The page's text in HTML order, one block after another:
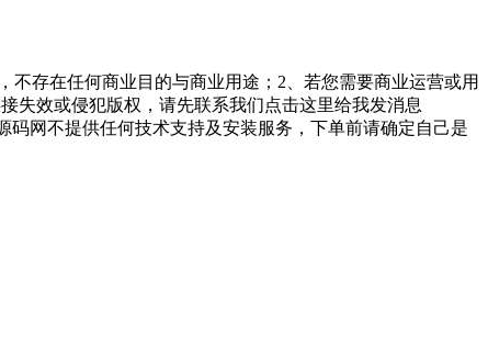
存在任何商业目的与商业用途；2、若您需要商业运营或用
失效或侵犯版权，请先联系我们点击这里给我发消息
码网不提供任何技术支持及安装服务，下单前请确定自己是